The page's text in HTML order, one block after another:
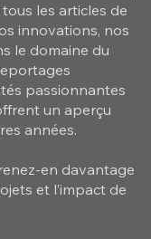
les articles de
innovations, nos
le domaine du
passionnantes
un aperçu
années.
en davantage
et l’impact de